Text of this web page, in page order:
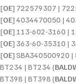
[OE] 722579307 |
[OE] 4034470050 |
[OE] 113-602-3160 |
[OE] 363-60-35310 |
[OE] SBA340500920 |
BT234 | BT234 (
BT398 | BT398 (